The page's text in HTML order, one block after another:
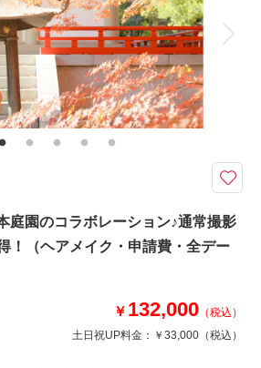
人気スポットでの撮影
の撮影 マタニティフォト
庭園のコラボレーション♪通常撮影
！（ヘアメイク・申請費・全デー
￥ 132,000 （税込）
土日祝UP料金： ￥33,000 （税込）